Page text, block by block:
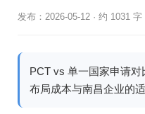
发布：2026-05-12 · 约 1031 字
PCT vs 单一国家申请
布局成本与南昌企业的适